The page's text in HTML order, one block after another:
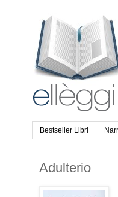
Bestseller Libri
Adulterio